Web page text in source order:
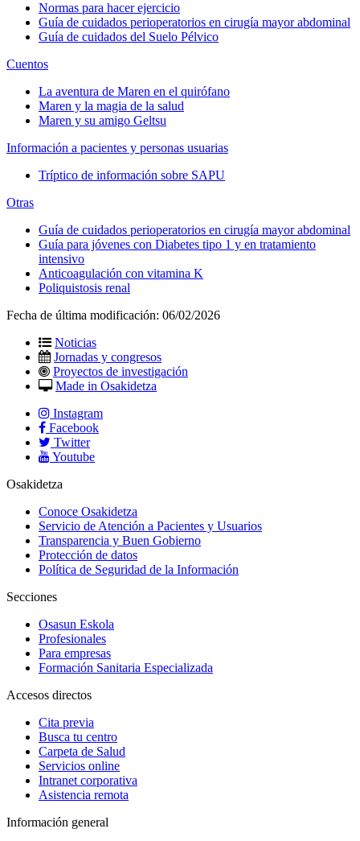
Normas para hacer ejercicio
Guía de cuidados perioperatorios en cirugía mayor abdominal
Guía de cuidados del Suelo Pélvico
Cuentos
La aventura de Maren en el quirófano
Maren y la magia de la salud
Maren y su amigo Geltsu
Información a pacientes y personas usuarias
Tríptico de información sobre SAPU
Otras
Guía de cuidados perioperatorios en cirugía mayor abdominal
Guía para jóvenes con Diabetes tipo 1 y en tratamiento
intensivo
Anticoagulación con vitamina K
Poliquistosis renal
Fecha de última modificación: 06/02/2026
Noticias
Jornadas y congresos
Proyectos de investigación
Made in Osakidetza
Instagram
Facebook
Twitter
Youtube
Osakidetza
Conoce Osakidetza
Servicio de Atención a Pacientes y Usuarios
Transparencia y Buen Gobierno
Protección de datos
Política de Seguridad de la Información
Secciones
Osasun Eskola
Profesionales
Para empresas
Formación Sanitaria Especializada
Accesos directos
Cita previa
Busca tu centro
Carpeta de Salud
Servicios online
Intranet corporativa
Asistencia remota
Información general